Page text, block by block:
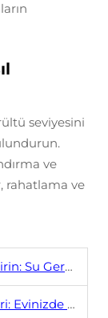
seviyesini
ve
rahatlama ve
Avantajları
İçin En İyi Seçenekler